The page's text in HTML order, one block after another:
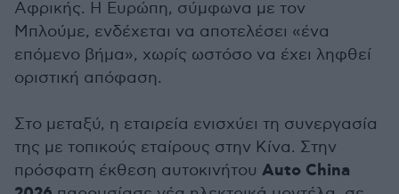
Αφρικής. Η Ευρώπη, σύμφωνα με τον
Μπλούμε, ενδέχεται να αποτελέσει «ένα
επόμενο βήμα», χωρίς ωστόσο να έχει ληφθεί
οριστική απόφαση.
Στο μεταξύ, η εταιρεία ενισχύει τη συνεργασία
της με τοπικούς εταίρους στην Κίνα. Στην
πρόσφατη έκθεση αυτοκινήτου Auto China